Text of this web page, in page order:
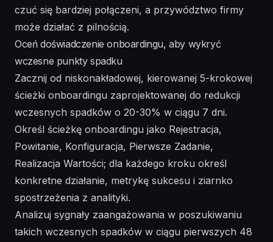
czuć się bardziej połączeni, a przywództwo firmy
może działać z pilnością.
Oceń doświadczenie onboardingu, aby wykryć
wczesne punkty spadku
Zacznij od niskonakładowej, kierowanej 5-krokowej
ścieżki onboardingu zaprojektowanej do redukcji
wczesnych spadków o 20-30% w ciągu 7 dni.
Określ ścieżkę onboardingu jako Rejestracja,
Powitanie, Konfiguracja, Pierwsze Zadanie,
Realizacja Wartości; dla każdego kroku określ
konkretne działanie, metrykę sukcesu i ziarnko
spostrzeżenia z analityki.
Analizuj sygnały zaangażowania w poszukiwaniu
takich wczesnych spadków w ciągu pierwszych 48